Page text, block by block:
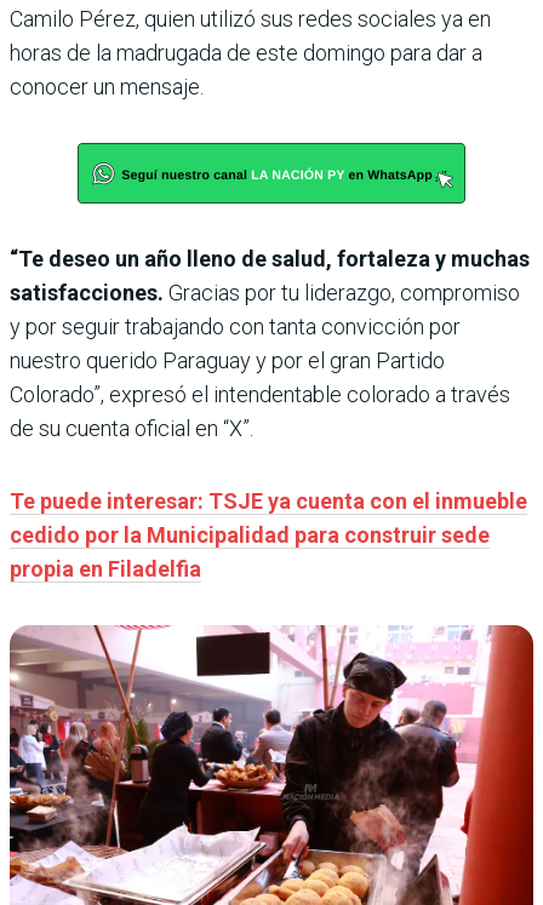
Camilo Pérez, quien utilizó sus redes sociales ya en
horas de la madrugada de este domingo para dar a
conocer un mensaje.
“Te deseo un año lleno de salud, fortaleza y muchas
satisfacciones. Gracias por tu liderazgo, compromiso
y por seguir trabajando con tanta convicción por
nuestro querido Paraguay y por el gran Partido
Colorado”, expresó el intendentable colorado a través
de su cuenta oficial en “X”.
Te puede interesar: TSJE ya cuenta con el inmueble
cedido por la Municipalidad para construir sede
propia en Filadelfia